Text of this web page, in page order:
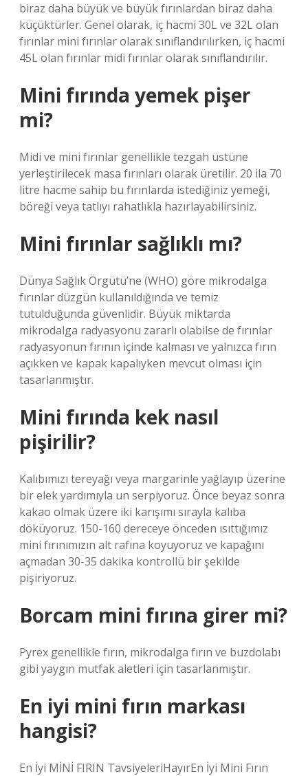
biraz daha büyük ve büyük fırınlardan biraz daha
küçüktürler. Genel olarak, iç hacmi 30L ve 32L olan
fırınlar mini fırınlar olarak sınıflandırılırken, iç hacmi
45L olan fırınlar midi fırınlar olarak sınıflandırılır.
Mini fırında yemek pişer
mi?
Midi ve mini fırınlar genellikle tezgah üstüne
yerleştirilecek masa fırınları olarak üretilir. 20 ila 70
litre hacme sahip bu fırınlarda istediğiniz yemeği,
böreği veya tatlıyı rahatlıkla hazırlayabilirsiniz.
Mini fırınlar sağlıklı mı?
Dünya Sağlık Örgütü’ne (WHO) göre mikrodalga
fırınlar düzgün kullanıldığında ve temiz
tutulduğunda güvenlidir. Büyük miktarda
mikrodalga radyasyonu zararlı olabilse de fırınlar
radyasyonun fırının içinde kalması ve yalnızca fırın
açıkken ve kapak kapalıyken mevcut olması için
tasarlanmıştır.
Mini fırında kek nasıl
pişirilir?
Kalıbımızı tereyağı veya margarinle yağlayıp üzerine
bir elek yardımıyla un serpiyoruz. Önce beyaz sonra
kakao olmak üzere iki karışımı sırayla kalıba
döküyoruz. 150-160 dereceye önceden ısıttığımız
mini fırınımızın alt rafına koyuyoruz ve kapağını
açmadan 30-35 dakika kontrollü bir şekilde
pişiriyoruz.
Borcam mini fırına girer mi?
Pyrex genellikle fırın, mikrodalga fırın ve buzdolabı
gibi yaygın mutfak aletleri için tasarlanmıştır.
En iyi mini fırın markası
hangisi?
En İyi MİNİ FIRIN TavsiyeleriHayırEn İyi Mini Fırın